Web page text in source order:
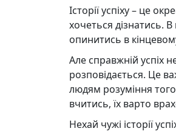
Історії успіху – це
хочеться дізнатись.
опинитись в
Але справжній успіх
розповідається. Це
людям розуміння
вчитись, їх варто
Нехай чужі історії